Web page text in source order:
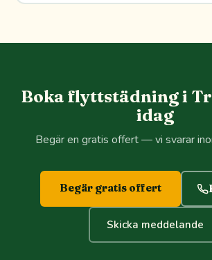
Boka flyttstädning i
idag
Begär en gratis offert — vi svarar
Begär gratis offert
Skicka meddelande